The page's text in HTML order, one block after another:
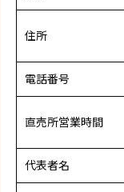
住所
電話番号
直売所営業時間
代表者名